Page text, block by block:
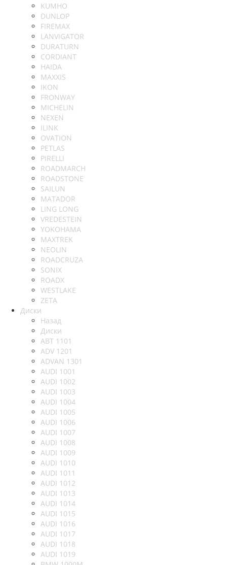
KUMHO
DUNLOP
FIREMAX
LANVIGATOR
DURATURN
CORDIANT
HAIDA
MAXXIS
IKON
FRONWAY
MICHELIN
NEXEN
ILINK
OVATION
PETLAS
PIRELLI
ROADMARCH
ROADSTONE
SAILUN
MATADOR
LING LONG
VREDESTEIN
YOKOHAMA
MAXTREK
NEOLIN
ROADCRUZA
SONIX
ROADX
WESTLAKE
ZETA
Диски
Назад
Диски
ABT 1101
ADV 1201
ADVAN 1301
AUDI 1001
AUDI 1002
AUDI 1003
AUDI 1004
AUDI 1005
AUDI 1006
AUDI 1007
AUDI 1008
AUDI 1009
AUDI 1010
AUDI 1011
AUDI 1012
AUDI 1013
AUDI 1014
AUDI 1015
AUDI 1016
AUDI 1017
AUDI 1018
AUDI 1019